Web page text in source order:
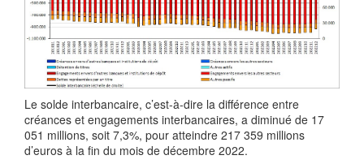
Le solde interbancaire, c’est-à-dire la différence entre
créances et engagements interbancaires, a diminué de 17
051 millions, soit 7,3%, pour atteindre 217 359 millions
d’euros à la fin du mois de décembre 2022.